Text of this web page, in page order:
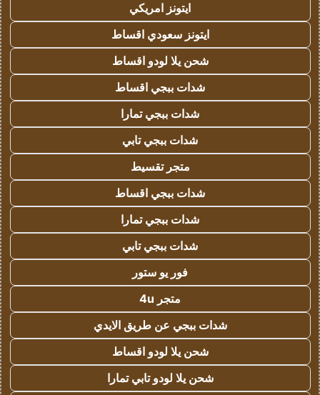
ايتونز امريكي
ايتونز سعودي اقساط
شحن يلا لودو اقساط
شدات ببجي اقساط
شدات ببجي تمارا
شدات ببجي تابي
متجر تقسيط
شدات ببجي اقساط
شدات ببجي تمارا
شدات ببجي تابي
فور يو ستور
متجر 4u
شدات ببجي عن طريق الايدي
شحن يلا لودو اقساط
شحن يلا لودو تابي تمارا